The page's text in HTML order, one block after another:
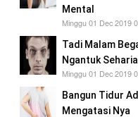
Mental
Minggu 01 Dec 2019
Tadi Malam
Ngantuk
Minggu 01 Dec 2019
Bangun Tidur
Mengatasi Nya